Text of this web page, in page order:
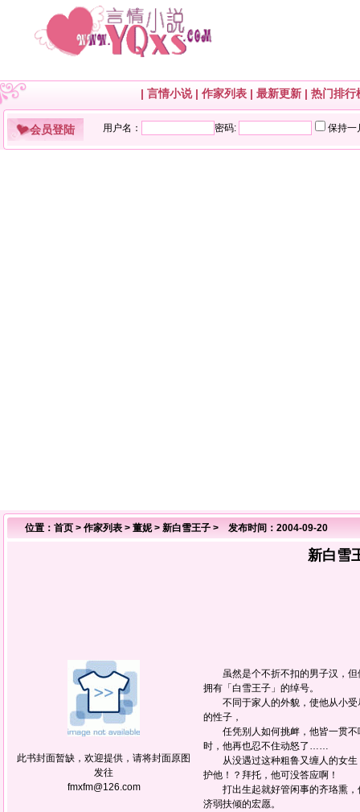
| 言情小说| 作家列表 | 最新更新 | 热门排行
会员登陆
位置： 首页 > 作家列表 > 董妮> 新白雪王子 > 发布时间：2004-09-20
新白雪
此书封面暂缺，欢迎提供，请将封面原图
发往
fmxfm@126.com
虽然是个不折不扣的男子汉，但
拥有「白雪王子」的绰号。
不同于家人的外貌，使他从小受
的性子，
任凭别人如何挑衅，他皆一贯不
时，他再也忍不住动怒了……
从没遇过这种粗鲁又缠人的女生
护他！？拜托，他可没答应啊！
打出生起就好管闲事的齐珞熏，
济弱扶倾的宏愿。